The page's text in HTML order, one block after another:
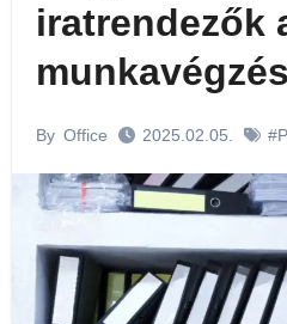
iratrendezők
By Office 2025.02.05.